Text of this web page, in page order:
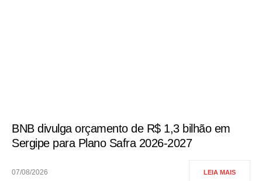
BNB divulga orçamento de R$ 1,3 bilhão em
Sergipe para Plano Safra 2026-2027
07/08/2026 LEIA MAIS